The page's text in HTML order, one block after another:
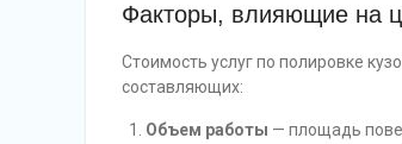
Факторы, влияющие на
Стоимость услуг по полировке
составляющих:
Объем работы — площадь